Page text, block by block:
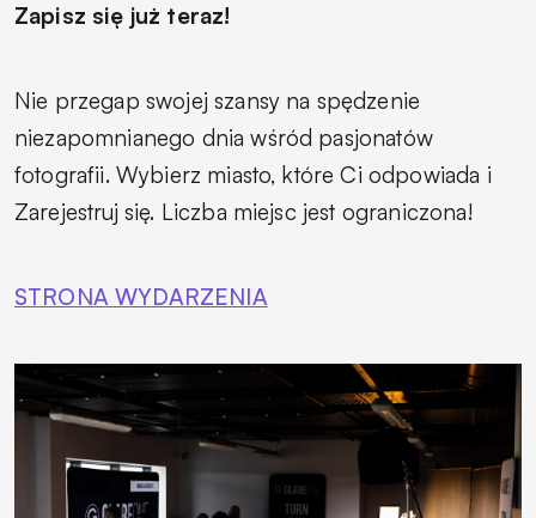
Zapisz się już teraz!
Nie przegap swojej szansy na spędzenie
niezapomnianego dnia wśród pasjonatów
fotografii. Wybierz miasto, które Ci odpowiada i
Zarejestruj się. Liczba miejsc jest ograniczona!
STRONA WYDARZENIA